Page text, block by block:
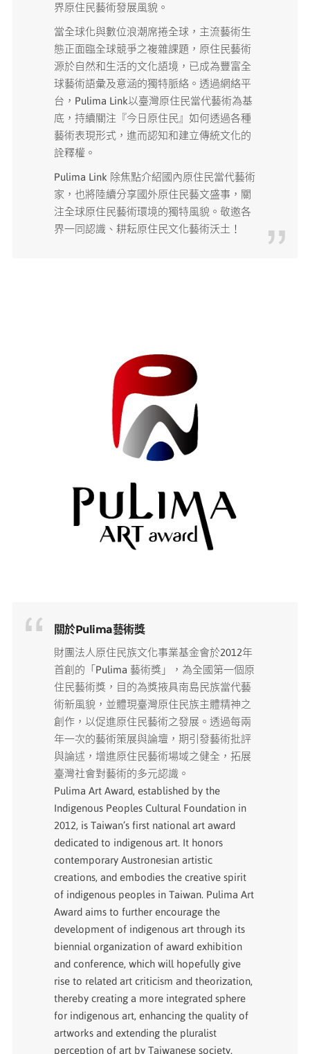
界原住民藝術發展風貌。
當全球化與數位浪潮席捲全球，主流藝術生
態正面臨全球競爭之複雜課題，原住民藝術
源於自然和生活的文化語境，已成為豐富全
球藝術語彙及意涵的獨特脈絡。透過網絡平
台，Pulima Link以臺灣原住民當代藝術為基
底，持續關注『今日原住民』如何透過各種
藝術表現形式，進而認知和建立傳統文化的
詮釋權。
Pulima Link 除焦點介紹國內原住民當代藝術
家，也將陸續分享國外原住民藝文盛事，關
注全球原住民藝術環境的獨特風貌。敬邀各
界一同認識、耕耘原住民文化藝術沃土！
關於Pulima藝術獎
財團法人原住民族文化事業基金會於2012年
首創的「Pulima 藝術獎」，為全國第一個原
住民藝術獎，目的為獎掖具南島民族當代藝
術新風貌，並體現臺灣原住民族主體精神之
創作，以促進原住民藝術之發展。透過每兩
年一次的藝術策展與論壇，期引發藝術批評
與論述，增進原住民藝術場域之健全，拓展
臺灣社會對藝術的多元認識。
Pulima Art Award, established by the
Indigenous Peoples Cultural Foundation in
2012, is Taiwan’s first national art award
dedicated to indigenous art. It honors
contemporary Austronesian artistic
creations, and embodies the creative spirit
of indigenous peoples in Taiwan. Pulima Art
Award aims to further encourage the
development of indigenous art through its
biennial organization of award exhibition
and conference, which will hopefully give
rise to related art criticism and theorization,
thereby creating a more integrated sphere
for indigenous art, enhancing the quality of
artworks and extending the pluralist
perception of art by Taiwanese society.